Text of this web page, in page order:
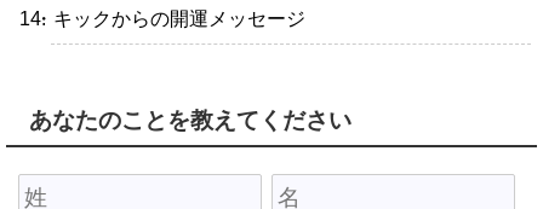
・キックからの開運メッセージ
あなたのことを教えてください